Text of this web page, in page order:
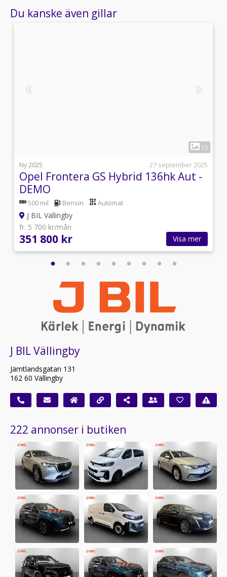
Du kanske även gillar
15
Ny 2025
27 september 2025
Opel Frontera GS Hybrid 136hk Aut -
DEMO
500 mil Bensin Automat
J BIL Vällingby
fr. 5 700 kr/mån
351 800 kr Visa mer
J BIL Vällingby
Jämtlandsgatan 131
162 60 Vällingby
222 annonser i butiken